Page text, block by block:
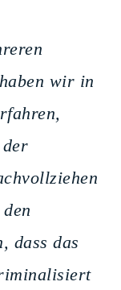
wir in
dass das